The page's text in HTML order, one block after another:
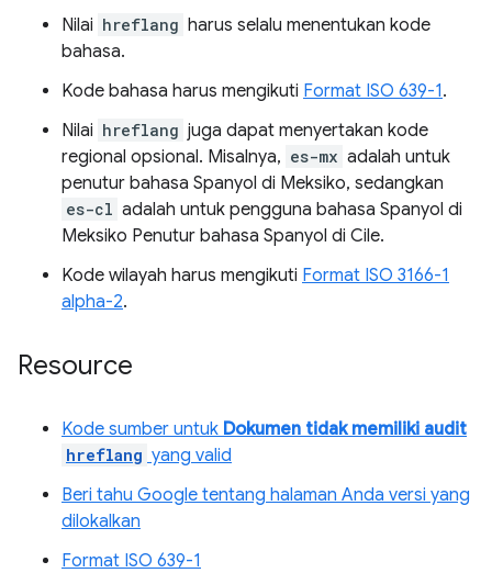
Nilai hreflang harus selalu menentukan kode
bahasa.
Kode bahasa harus mengikuti Format ISO 639-1.
Nilai hreflang juga dapat menyertakan kode
regional opsional. Misalnya, es-mx adalah untuk
penutur bahasa Spanyol di Meksiko, sedangkan
es-cl adalah untuk pengguna bahasa Spanyol di
Meksiko Penutur bahasa Spanyol di Cile.
Kode wilayah harus mengikuti Format ISO 3166-1
alpha-2.
Resource
Kode sumber untuk Dokumen tidak memiliki audit
hreflang yang valid
Beri tahu Google tentang halaman Anda versi yang
dilokalkan
Format ISO 639-1